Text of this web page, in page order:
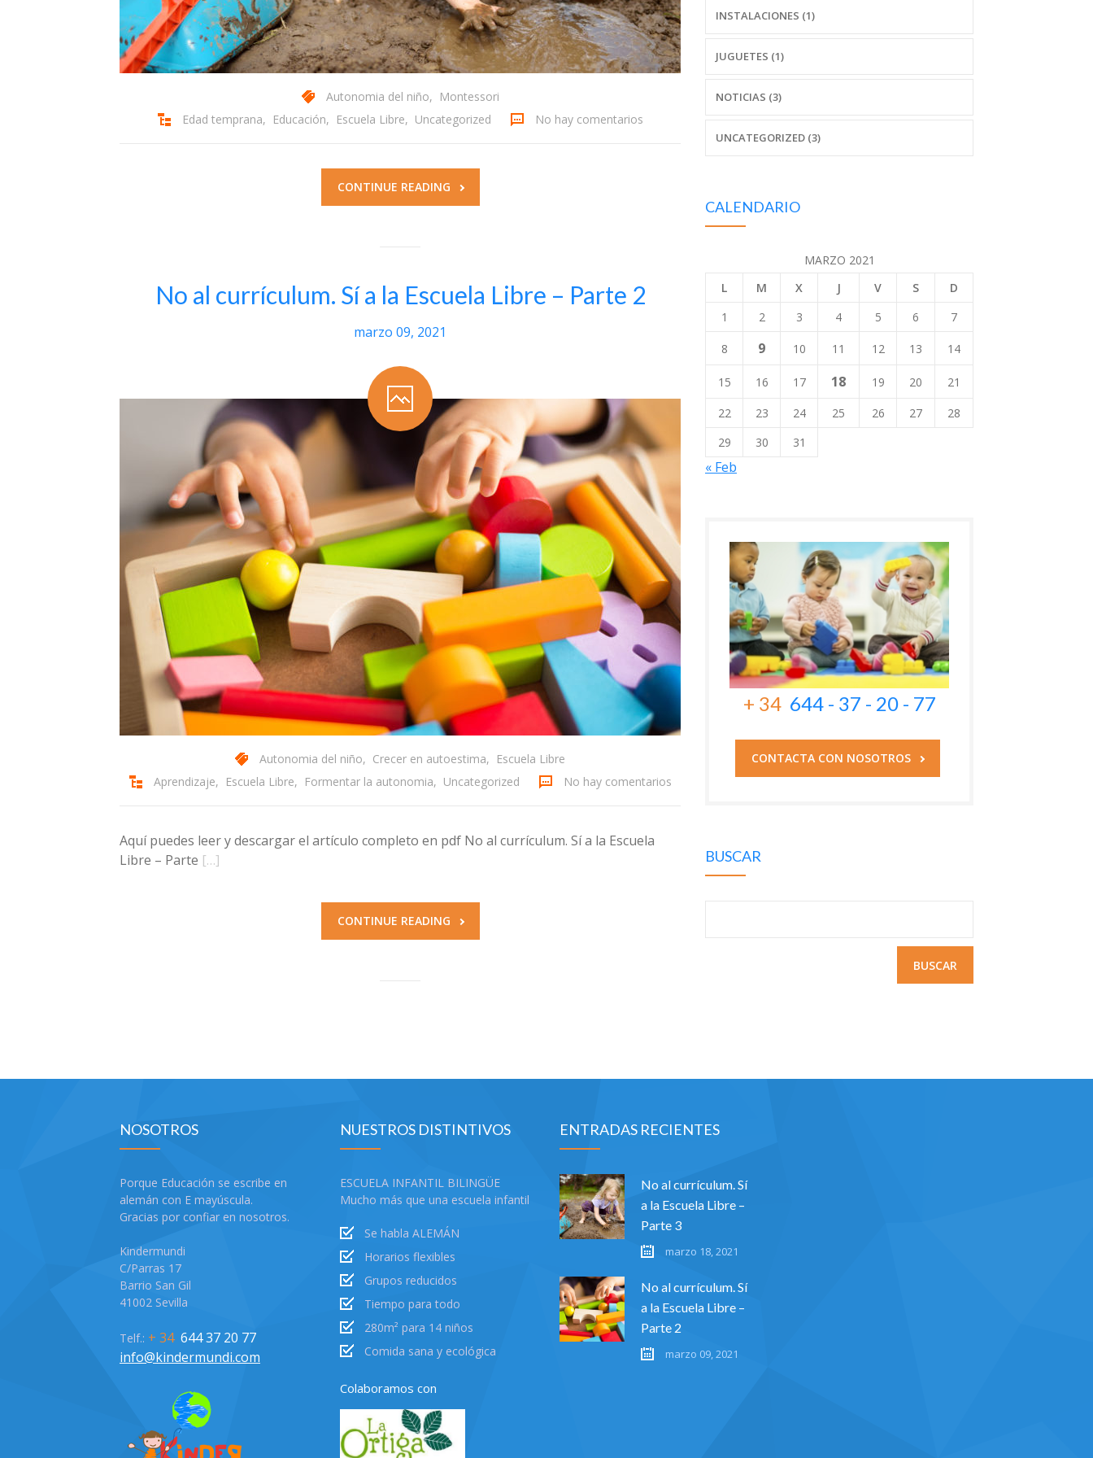
Autonomia del niño, Montessori
Edad temprana, Educación, Escuela Libre, Uncategorized No hay comentarios
CONTINUE READING
No al currículum. Sí a la Escuela Libre – Parte 2
marzo 09, 2021
Autonomia del niño, Crecer en autoestima, Escuela Libre
Aprendizaje, Escuela Libre, Formentar la autonomia, Uncategorized No hay comentarios
Aquí puedes leer y descargar el artículo completo en pdf No al currículum. Sí a la Escuela
Libre – Parte […]
CONTINUE READING
INSTALACIONES (1)
JUGUETES (1)
NOTICIAS (3)
UNCATEGORIZED (3)
CALENDARIO
MARZO 2021
L
M X J V S
D
1
2 3 4 5 6 7
8 9 10 11 12 13 14
15 16 17 18 19 20
21
22
23 24 25 26 27
28
29
30 31
« Feb
+ 34644 - 37 - 20 - 77
CONTACTA CON NOSOTROS
BUSCAR
NOSOTROS
Porque Educación se escribe en
alemán con E mayúscula.
Gracias por confiar en nosotros.
Kindermundi
C/Parras 17
Barrio San Gil
41002 Sevilla
Telf.: + 34644 37 20 77
info@kindermundi.com
NUESTROS DISTINTIVOS
ESCUELA INFANTIL BILINGÜE
Mucho más que una escuela infantil
Se habla ALEMÁN
Horarios flexibles
Grupos reducidos
Tiempo para todo
280m² para 14 niños
Comida sana y ecológica
Colaboramos con
ENTRADAS RECIENTES
No al currículum. Sí
a la Escuela Libre –
Parte 3
marzo 18, 2021
No al currículum. Sí
a la Escuela Libre –
Parte 2
marzo 09, 2021